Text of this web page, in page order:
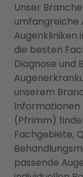
Unser
umfangreiche
Augenkliniken
die besten
Diagnose und
unserem
Informationen
(Pfrimm)
Fachgebiete,
passende